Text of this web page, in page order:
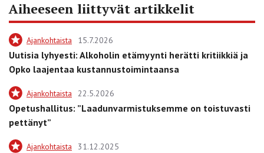
Aiheeseen liittyvät artikkelit
Ajankohtaista 15.7.2026
Uutisia lyhyesti: Alkoholin etämyynti herätti kritiikkiä ja
Opko laajentaa kustannustoimintaansa
Ajankohtaista 22.5.2026
Opetushallitus: ”Laadunvarmistuksemme on toistuvasti
pettänyt”
Ajankohtaista 31.12.2025